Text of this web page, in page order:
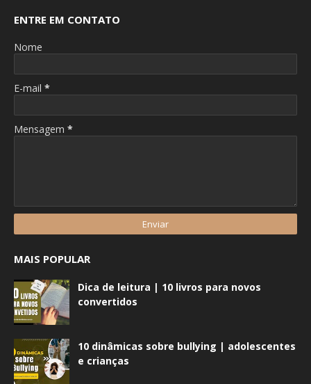
ENTRE EM CONTATO
Nome
E-mail *
Mensagem *
MAIS POPULAR
Dica de leitura | 10 livros para novos
convertidos
10 dinâmicas sobre bullying | adolescentes
e crianças